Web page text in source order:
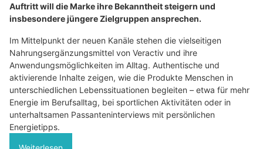
Auftritt will die Marke ihre Bekanntheit steigern und
insbesondere jüngere Zielgruppen ansprechen.
Im Mittelpunkt der neuen Kanäle stehen die vielseitigen
Nahrungsergänzungsmittel von Veractiv und ihre
Anwendungsmöglichkeiten im Alltag. Authentische und
aktivierende Inhalte zeigen, wie die Produkte Menschen in
unterschiedlichen Lebenssituationen begleiten – etwa für mehr
Energie im Berufsalltag, bei sportlichen Aktivitäten oder in
unterhaltsamen Passanteninterviews mit persönlichen
Energietipps.